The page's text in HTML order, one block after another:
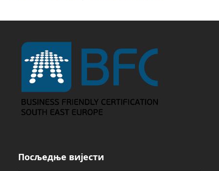
Посљедње вијести